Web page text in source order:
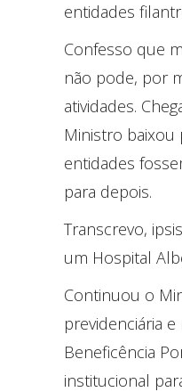
entidades
Confesso que
não pode, por
atividades.
Ministro baixou
entidades
para depois.
Transcrevo,
um Hospital
Continuou o
previdenciária
Beneficência
institucional